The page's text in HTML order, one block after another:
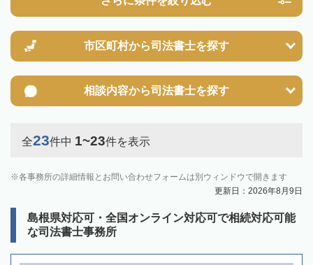
市区町村から司法書士を探す
相談内容から司法書士を探す
全23件中 1~23件を表示
各事務所の詳細情報とお問い合わせフォームは別ウィンドウで開きます
更新日：2026年8月9日
島根県対応可・全国オンライン対応可で相続対応可能
な司法書士事務所